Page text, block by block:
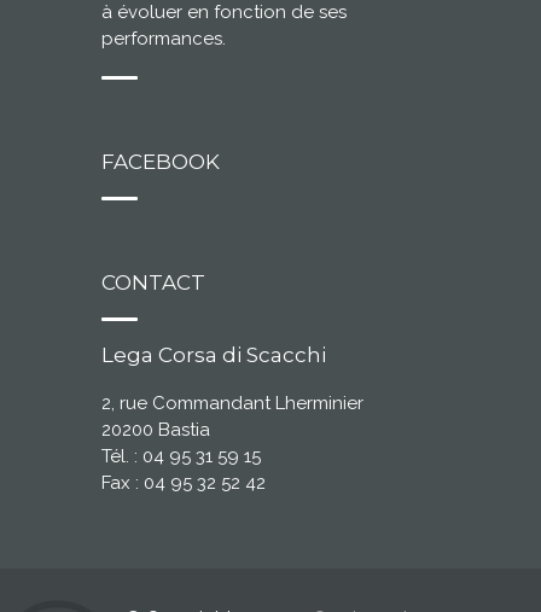
à évoluer en fonction de ses
performances.
FACEBOOK
CONTACT
Lega Corsa di Scacchi
2, rue Commandant Lherminier
20200 Bastia
Tél. : 04 95 31 59 15
Fax : 04 95 32 52 42